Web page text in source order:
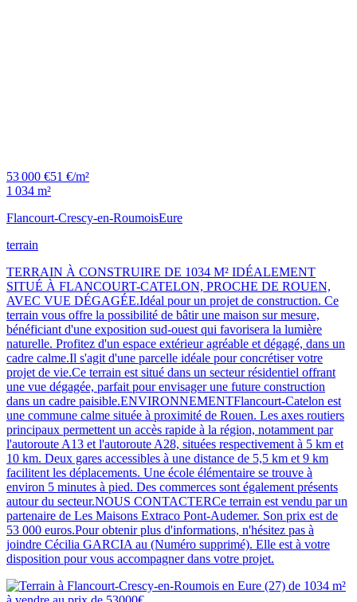
53 000 €51 €/m²
1 034 m²
Flancourt-Crescy-en-RoumoisEure
terrain
TERRAIN À CONSTRUIRE DE 1034 M² IDÉALEMENT
SITUÉ À FLANCOURT-CATELON, PROCHE DE ROUEN,
AVEC VUE DÉGAGÉE.Idéal pour un projet de construction. Ce
terrain vous offre la possibilité de bâtir une maison sur mesure,
bénéficiant d'une exposition sud-ouest qui favorisera la lumière
naturelle. Profitez d'un espace extérieur agréable et dégagé, dans un
cadre calme.Il s'agit d'une parcelle idéale pour concrétiser votre
projet de vie.Ce terrain est situé dans un secteur résidentiel offrant
une vue dégagée, parfait pour envisager une future construction
dans un cadre paisible.ENVIRONNEMENTFlancourt-Catelon est
une commune calme située à proximité de Rouen. Les axes routiers
principaux permettent un accès rapide à la région, notamment par
l'autoroute A13 et l'autoroute A28, situées respectivement à 5 km et
10 km. Deux gares accessibles à une distance de 5,5 km et 9 km
facilitent les déplacements. Une école élémentaire se trouve à
environ 5 minutes à pied. Des commerces sont également présents
autour du secteur.NOUS CONTACTERCe terrain est vendu par un
partenaire de Les Maisons Extraco Pont-Audemer. Son prix est de
53 000 euros.Pour obtenir plus d'informations, n'hésitez pas à
joindre Cécilia GARCIA au (Numéro supprimé). Elle est à votre
disposition pour vous accompagner dans votre projet.